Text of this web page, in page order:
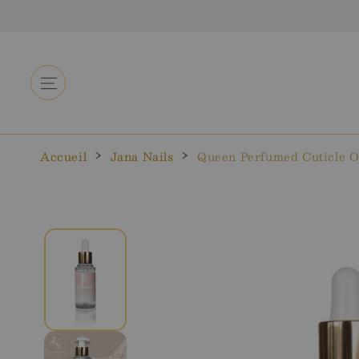
Accueil Jana Nails Queen Perfumed Cuticle